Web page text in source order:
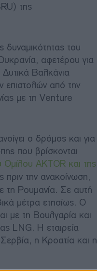
της
δυναμικότητας του
αφετέρου για
Βαλκάνια
επιστολών από την
με τη Venture
ο δρόμος και για
που βρίσκονται
AKTOR και της
την ανακοίνωση,
τη Ρουμανία. Σε αυτή
μέτρα ετησίως. Ο
με τη Βουλγαρία και
LNG. Η εταιρεία
η Κροατία και η